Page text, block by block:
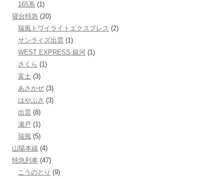
165系 (1)
寝台特急 (20)
瑞風トワイライトエクスプレス (2)
サンライズ出雲 (1)
WEST EXPRESS 銀河 (1)
さくら (1)
富士 (3)
あさかぜ(3)
はやぶさ (3)
出雲 (8)
瀬戸 (1)
瑞風 (5)
山陽本線 (4)
特急列車 (47)
こうのとり (9)